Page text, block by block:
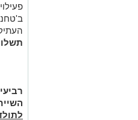
רביעי, 21.5, חיפה, "מכפר דייגים